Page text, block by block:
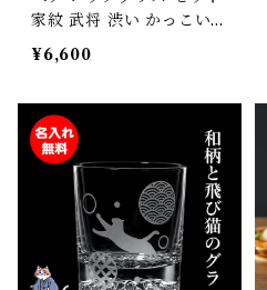
家紋 武将 渋い かっこいい
男前 グラス コップ 選べる
デザイン 父の日 母の日 敬
¥6,600